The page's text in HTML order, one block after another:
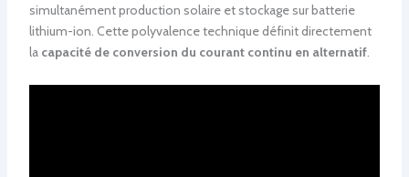
simultanément production solaire et stockage sur batterie
lithium-ion. Cette polyvalence technique définit directement
la capacité de conversion du courant continu en alternatif.